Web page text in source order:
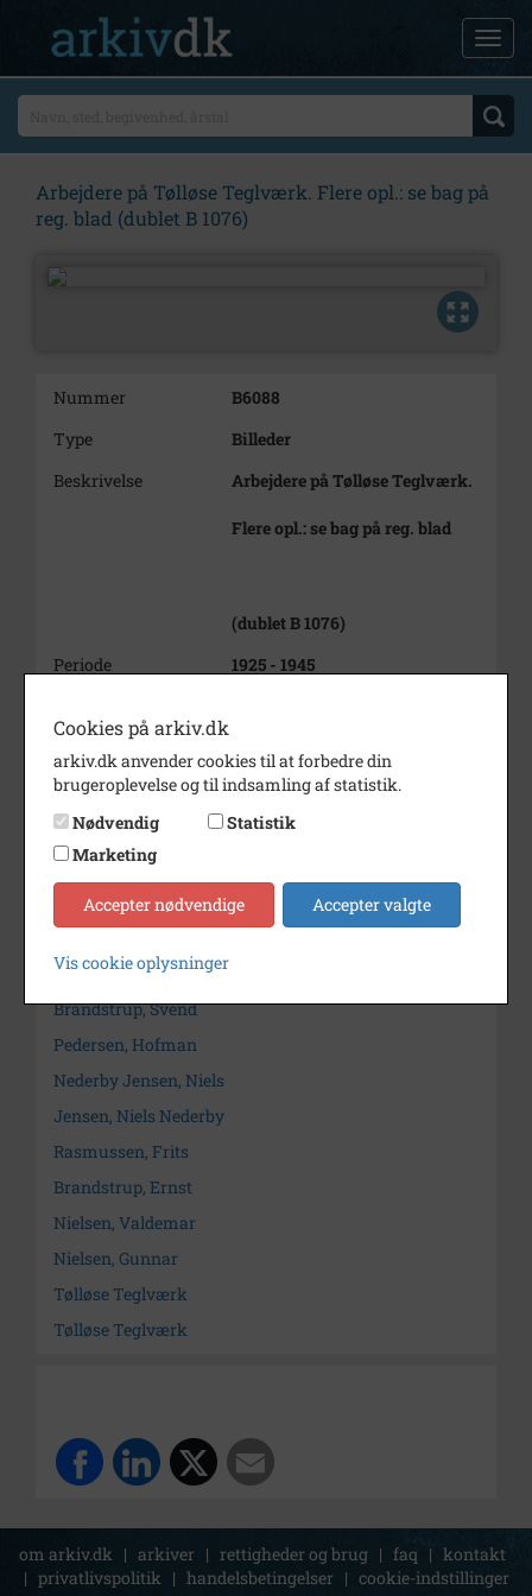
Arbejdere på Tølløse Teglværk. Flere opl.: se bag på
reg. blad (dublet B 1076)
Nummer
B6088
Type
Billeder
Beskrivelse
Arbejdere på Tølløse Teglværk.
Flere opl.: se bag på reg. blad
(dublet B 1076)
Periode
1925 - 1945
Arkiv
Holbæk-Arkiverne / Tølløse
Lokalarkiv
Kontakt arkivet
Søg videre i Holbæk-Arkiverne / Tølløse Lokalarkiv
Jensen, Chr.
Brandstrup, Svend
Pedersen, Hofman
Nederby Jensen, Niels
Jensen, Niels Nederby
Rasmussen, Frits
Brandstrup, Ernst
Nielsen, Valdemar
Nielsen, Gunnar
Tølløse Teglværk
Tølløse Teglværk
om arkiv.dk | arkiver | rettigheder og brug | faq | kontakt
| privatlivspolitik | handelsbetingelser | cookie-indstillinger
Cookies på arkiv.dk
arkiv.dk anvender cookies til at forbedre din
brugeroplevelse og til indsamling af statistik.
Nødvendig
Statistik
Marketing
Accepter nødvendige Accepter valgte
Vis cookie oplysninger